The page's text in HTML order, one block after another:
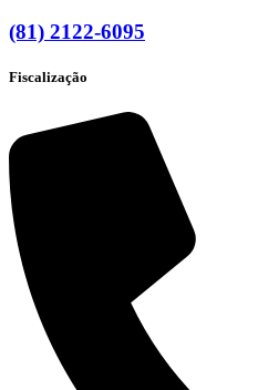
(81) 2122-6095
Fiscalização